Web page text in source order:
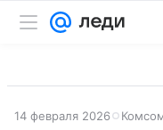
14 февраля 2026